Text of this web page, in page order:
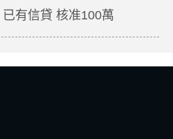
有信貸 核准100萬